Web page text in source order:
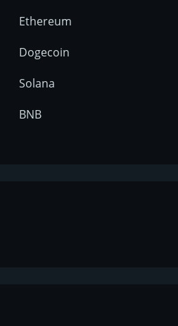
Ethereum
Dogecoin
Solana
BNB